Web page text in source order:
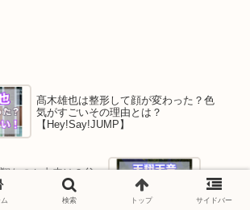
髙木雄也は整形して顔が変わった？色
気がすごいその理由とは？
【Hey!Say!JUMP】
なのか由来は？父
理由【仰天ニュー
検索 トップ サイドバー